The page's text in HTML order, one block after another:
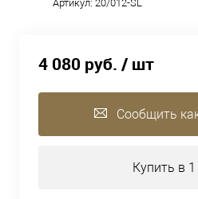
Артикул: 20/012-SL
4 080 руб. / шт
Сообщить
Купить в